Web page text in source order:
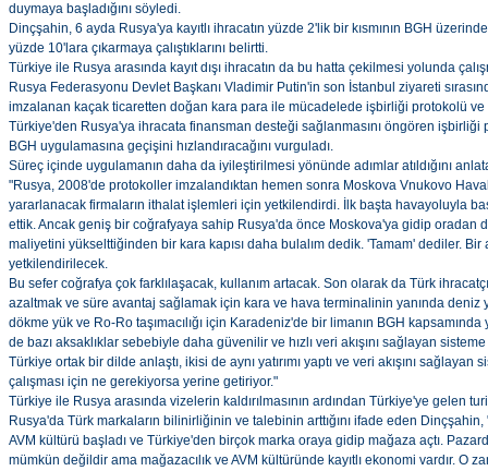
duymaya başladığını söyledi.
Dinçşahin, 6 ayda Rusya'ya kayıtlı ihracatın yüzde 2'lik bir kısmının BGH
yüzde 10'lara çıkarmaya çalıştıklarını belirtti.
Türkiye ile Rusya arasında kayıt dışı ihracatın da bu hatta çekilmesi yolunda
Rusya Federasyonu Devlet Başkanı Vladimir Putin'in son İstanbul ziyareti
imzalanan kaçak ticaretten doğan kara para ile mücadelede işbirliği protokolü ve
Türkiye'den Rusya'ya ihracata finansman desteği sağlanmasını öngören işbirliği
BGH uygulamasına geçişini hızlandıracağını vurguladı.
Süreç içinde uygulamanın daha da iyileştirilmesi yönünde adımlar atıldığını
"Rusya, 2008'de protokoller imzalandıktan hemen sonra Moskova Vnukovo
yararlanacak firmaların ithalat işlemleri için yetkilendirdi. İlk başta havayoluyla
ettik. Ancak geniş bir coğrafyaya sahip Rusya'da önce Moskova'ya gidip oradan
maliyetini yükselttiğinden bir kara kapısı daha bulalım dedik. 'Tamam' dediler. Bir
yetkilendirilecek.
Bu sefer coğrafya çok farklılaşacak, kullanım artacak. Son olarak da Türk
azaltmak ve süre avantaj sağlamak için kara ve hava terminalinin yanında deniz
dökme yük ve Ro-Ro taşımacılığı için Karadeniz'de bir limanın BGH
de bazı aksaklıklar sebebiyle daha güvenilir ve hızlı veri akışını sağlayan
Türkiye ortak bir dilde anlaştı, ikisi de aynı yatırımı yaptı ve veri akışını
çalışması için ne gerekiyorsa yerine getiriyor."
Türkiye ile Rusya arasında vizelerin kaldırılmasının ardından Türkiye'ye gelen
Rusya'da Türk markaların bilinirliğinin ve talebinin arttığını ifade eden
AVM kültürü başladı ve Türkiye'den birçok marka oraya gidip mağaza açtı.
mümkün değildir ama mağazacılık ve AVM kültüründe kayıtlı ekonomi vardır. O